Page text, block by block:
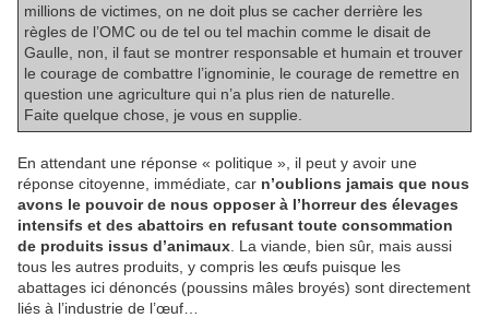
millions de victimes, on ne doit plus se cacher derrière les
règles de l’OMC ou de tel ou tel machin comme le disait de
Gaulle, non, il faut se montrer responsable et humain et trouver
le courage de combattre l’ignominie, le courage de remettre en
question une agriculture qui n’a plus rien de naturelle.
Faite quelque chose, je vous en supplie.
En attendant une réponse « politique », il peut y avoir une
réponse citoyenne, immédiate, car n’oublions jamais que nous
avons le pouvoir de nous opposer à l’horreur des élevages
intensifs et des abattoirs en refusant toute consommation
de produits issus d’animaux . La viande, bien sûr, mais aussi
tous les autres produits, y compris les œufs puisque les
abattages ici dénoncés (poussins mâles broyés) sont directement
liés à l’industrie de l’œuf…